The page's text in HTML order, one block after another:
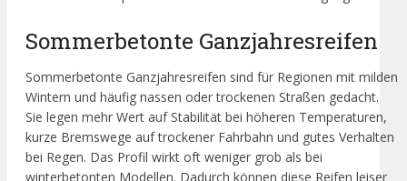
Sommerbetonte Ganzjahresreifen
Sommerbetonte Ganzjahresreifen sind für Regionen mit milden
Wintern und häufig nassen oder trockenen Straßen gedacht.
Sie legen mehr Wert auf Stabilität bei höheren Temperaturen,
kurze Bremswege auf trockener Fahrbahn und gutes Verhalten
bei Regen. Das Profil wirkt oft weniger grob als bei
winterbetonten Modellen. Dadurch können diese Reifen leiser